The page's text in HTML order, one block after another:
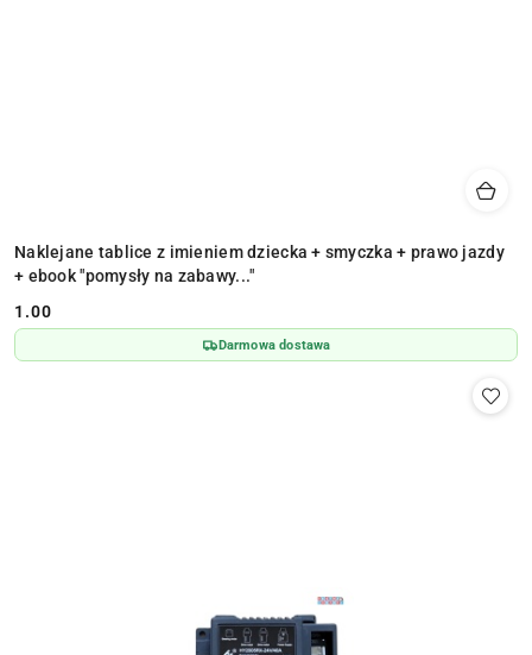
Naklejane tablice z imieniem dziecka + smyczka + prawo jazdy
+ ebook "pomysły na zabawy..."
Cena:
1.00
Darmowa dostawa